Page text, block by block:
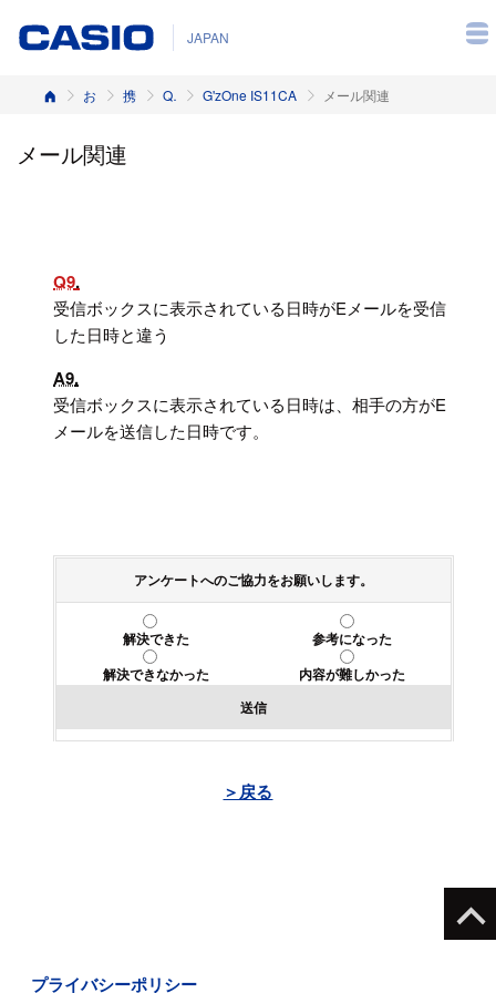
JAPAN
ホーム お客様サポート 携帯電話 Q&A（よくある質問と答え） G'zOne IS11CA メール関連
メール関連
Q9
受信ボックスに表示されている日時がEメールを受信
した日時と違う
A9
受信ボックスに表示されている日時は、相手の方がE
メールを送信した日時です。
アンケートへのご協力をお願いします。
解決できた
参考になった
解決できなかった
内容が難しかった
送信
＞戻る
プライバシーポリシー